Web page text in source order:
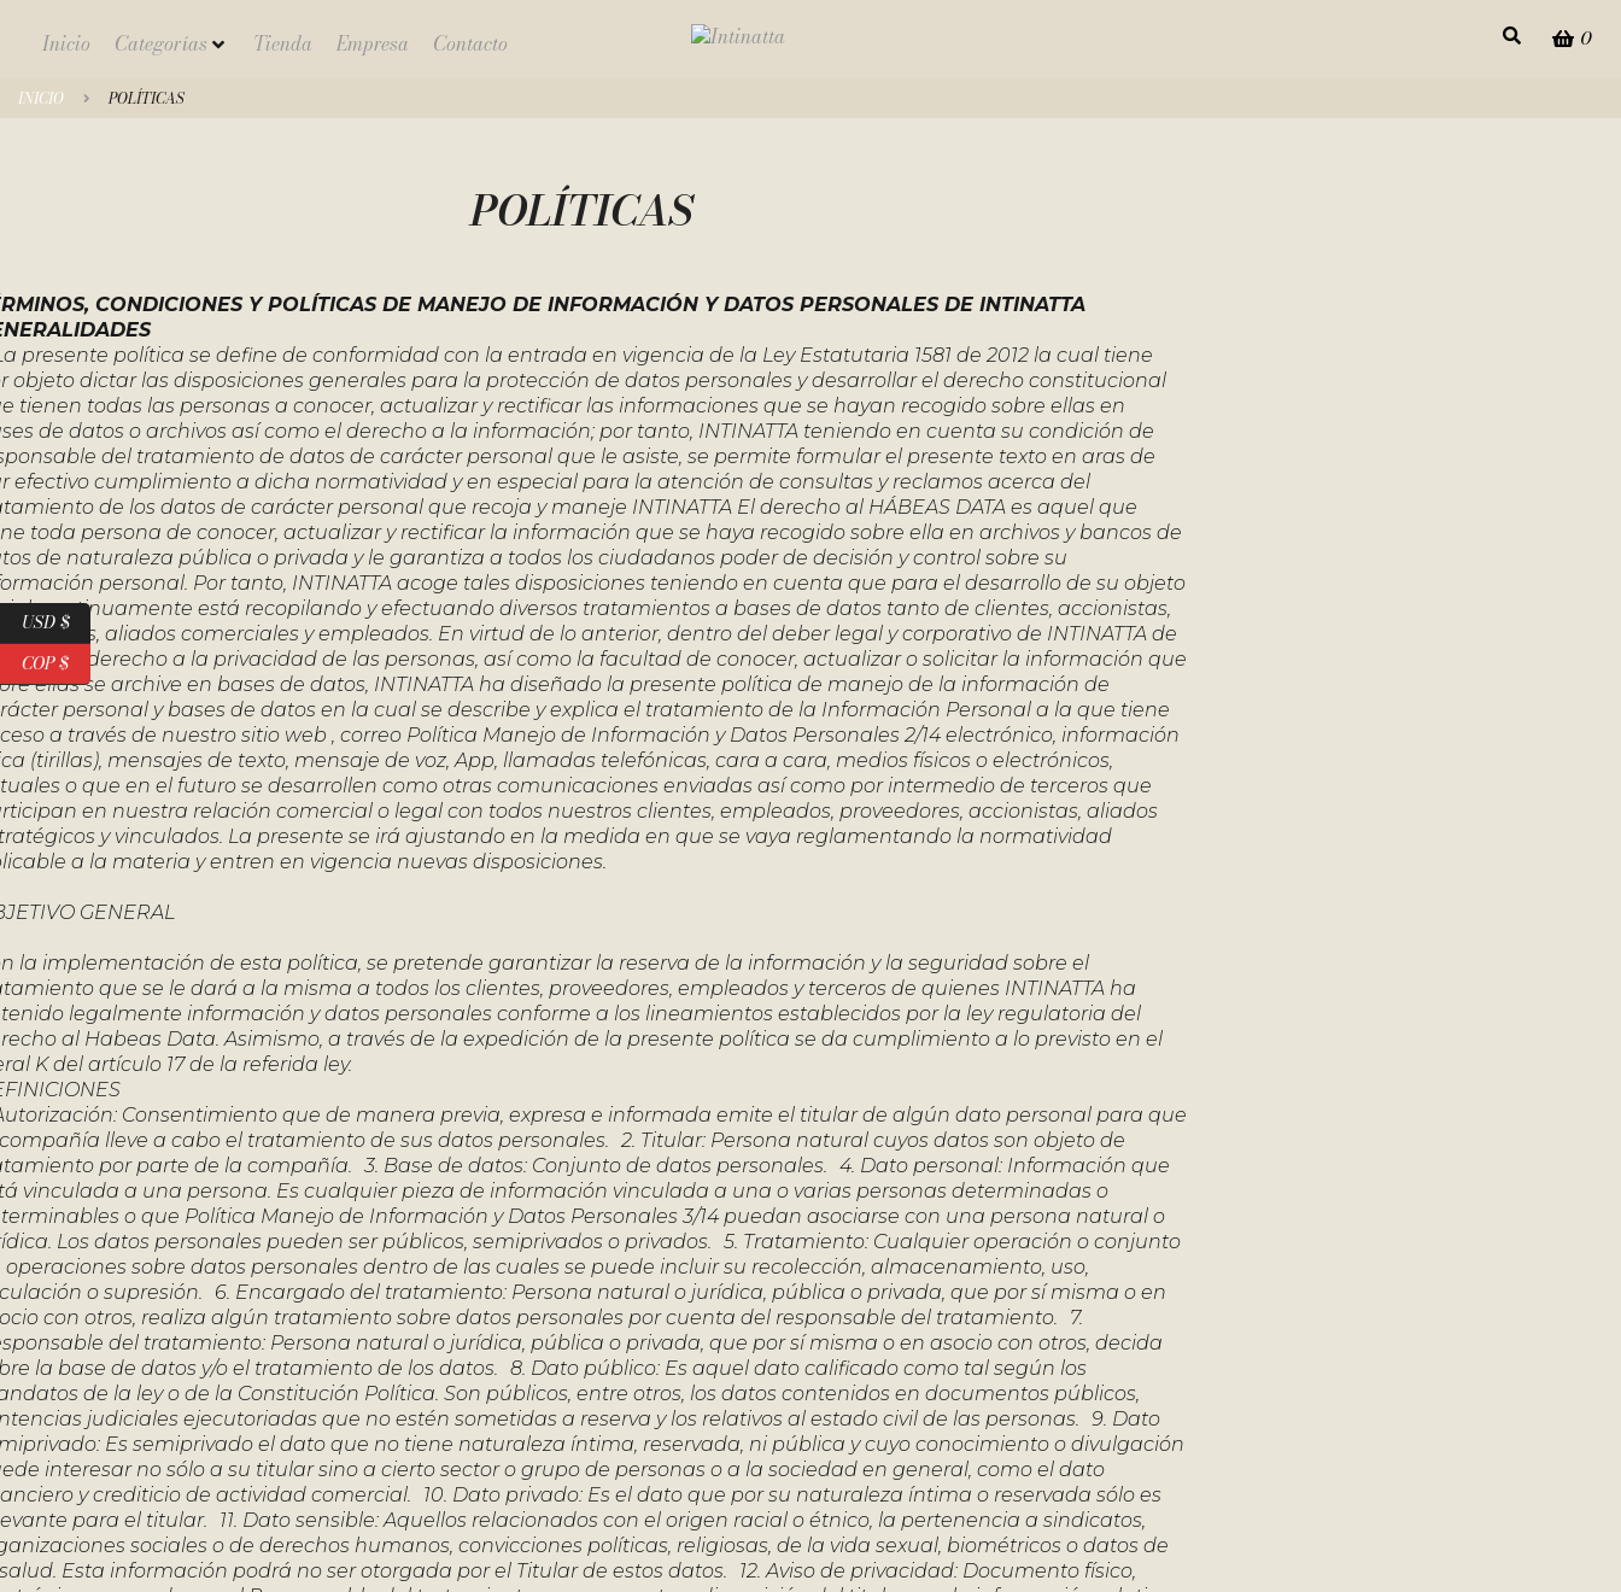
Inicio Categorías Tienda Empresa Contacto 0
INICIO POLÍTICAS
POLÍTICAS
CONDICIONES Y POLÍTICAS DE MANEJO DE INFORMACIÓN Y DATOS PERSONALES DE INTINATTA
presente política se define de conformidad con la entrada en vigencia de la Ley Estatutaria 1581 de 2012 la cual tiene
objeto dictar las disposiciones generales para la protección de datos personales y desarrollar el derecho constitucional
tienen todas las personas a conocer, actualizar y rectificar las informaciones que se hayan recogido sobre ellas en
de datos o archivos así como el derecho a la información; por tanto, INTINATTA teniendo en cuenta su condición de
del tratamiento de datos de carácter personal que le asiste, se permite formular el presente texto en aras de
efectivo cumplimiento a dicha normatividad y en especial para la atención de consultas y reclamos acerca del
de los datos de carácter personal que recoja y maneje INTINATTA El derecho al HÁBEAS DATA es aquel que
toda persona de conocer, actualizar y rectificar la información que se haya recogido sobre ella en archivos y bancos de
de naturaleza pública o privada y le garantiza a todos los ciudadanos poder de decisión y control sobre su
personal. Por tanto, INTINATTA acoge tales disposiciones teniendo en cuenta que para el desarrollo de su objeto
continuamente está recopilando y efectuando diversos tratamientos a bases de datos tanto de clientes, accionistas,
aliados comerciales y empleados. En virtud de lo anterior, dentro del deber legal y corporativo de INTINATTA de
el derecho a la privacidad de las personas, así como la facultad de conocer, actualizar o solicitar la información que
ellas se archive en bases de datos, INTINATTA ha diseñado la presente política de manejo de la información de
personal y bases de datos en la cual se describe y explica el tratamiento de la Información Personal a la que tiene
a través de nuestro sitio web , correo Política Manejo de Información y Datos Personales 2/14 electrónico, información
(tirillas), mensajes de texto, mensaje de voz, App, llamadas telefónicas, cara a cara, medios físicos o electrónicos,
o que en el futuro se desarrollen como otras comunicaciones enviadas así como por intermedio de terceros que
en nuestra relación comercial o legal con todos nuestros clientes, empleados, proveedores, accionistas, aliados
y vinculados. La presente se irá ajustando en la medida en que se vaya reglamentando la normatividad
a la materia y entren en vigencia nuevas disposiciones.
GENERAL
la implementación de esta política, se pretende garantizar la reserva de la información y la seguridad sobre el
que se le dará a la misma a todos los clientes, proveedores, empleados y terceros de quienes INTINATTA ha
legalmente información y datos personales conforme a los lineamientos establecidos por la ley regulatoria del
al Habeas Data. Asimismo, a través de la expedición de la presente política se da cumplimiento a lo previsto en el
K del artículo 17 de la referida ley.
Consentimiento que de manera previa, expresa e informada emite el titular de algún dato personal para que
lleve a cabo el tratamiento de sus datos personales. 2. Titular: Persona natural cuyos datos son objeto de
por parte de la compañía. 3. Base de datos: Conjunto de datos personales. 4. Dato personal: Información que
vinculada a una persona. Es cualquier pieza de información vinculada a una o varias personas determinadas o
o que Política Manejo de Información y Datos Personales 3/14 puedan asociarse con una persona natural o
Los datos personales pueden ser públicos, semiprivados o privados. 5. Tratamiento: Cualquier operación o conjunto
operaciones sobre datos personales dentro de las cuales se puede incluir su recolección, almacenamiento, uso,
o supresión. 6. Encargado del tratamiento: Persona natural o jurídica, pública o privada, que por sí misma o en
con otros, realiza algún tratamiento sobre datos personales por cuenta del responsable del tratamiento. 7.
del tratamiento: Persona natural o jurídica, pública o privada, que por sí misma o en asocio con otros, decida
la base de datos y/o el tratamiento de los datos. 8. Dato público: Es aquel dato calificado como tal según los
de la ley o de la Constitución Política. Son públicos, entre otros, los datos contenidos en documentos públicos,
judiciales ejecutoriadas que no estén sometidas a reserva y los relativos al estado civil de las personas. 9. Dato
Es semiprivado el dato que no tiene naturaleza íntima, reservada, ni pública y cuyo conocimiento o divulgación
interesar no sólo a su titular sino a cierto sector o grupo de personas o a la sociedad en general, como el dato
y crediticio de actividad comercial. 10. Dato privado: Es el dato que por su naturaleza íntima o reservada sólo es
para el titular. 11. Dato sensible: Aquellos relacionados con el origen racial o étnico, la pertenencia a sindicatos,
sociales o de derechos humanos, convicciones políticas, religiosas, de la vida sexual, biométricos o datos de
Esta información podrá no ser otorgada por el Titular de estos datos. 12. Aviso de privacidad: Documento físico,
USD $
COP $